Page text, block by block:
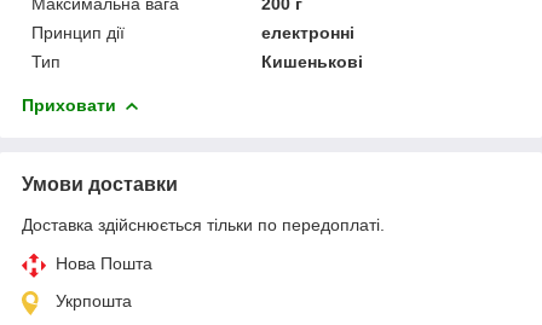
Принцип дії
електронні
Тип
Кишенькові
Приховати
Умови доставки
Доставка здійснюється тільки по передоплаті.
Нова Пошта
Укрпошта